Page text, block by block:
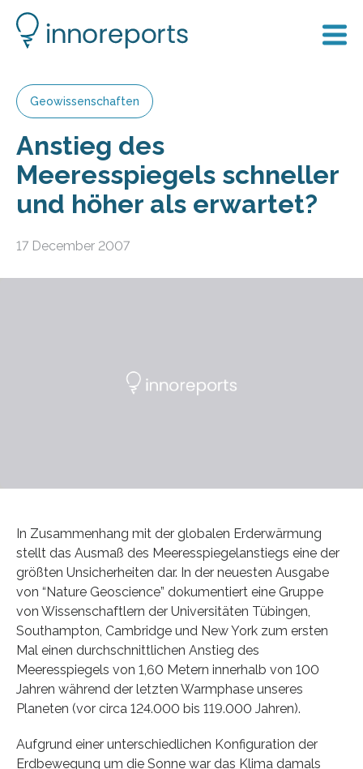
Geowissenschaften
Anstieg des
Meeresspiegels schneller
und höher als erwartet?
17 December 2007
In Zusammenhang mit der globalen Erderwärmung
stellt das Ausmaß des Meeresspiegelanstiegs eine der
größten Unsicherheiten dar. In der neuesten Ausgabe
von “Nature Geoscience” dokumentiert eine Gruppe
von Wissenschaftlern der Universitäten Tübingen,
Southampton, Cambridge und New York zum ersten
Mal einen durchschnittlichen Anstieg des
Meeresspiegels von 1,60 Metern innerhalb von 100
Jahren während der letzten Warmphase unseres
Planeten (vor circa 124.000 bis 119.000 Jahren).
Aufgrund einer unterschiedlichen Konfiguration der
Erdbewegung um die Sonne war das Klima damals